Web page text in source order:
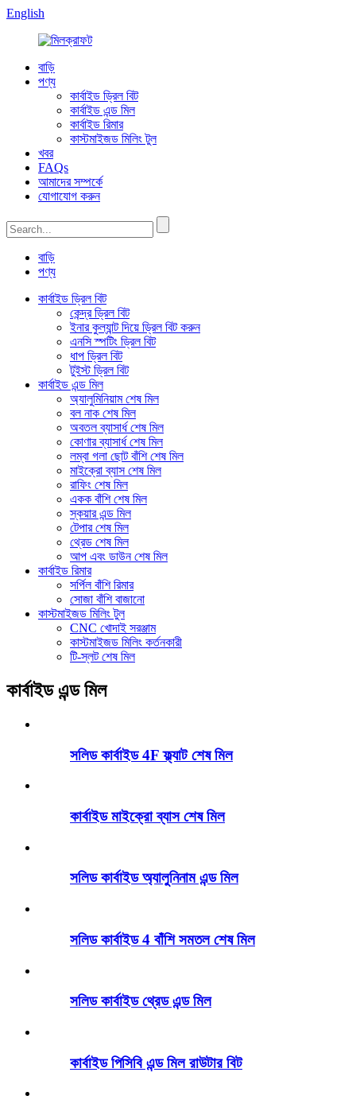
English
বাড়ি
পণ্য
কার্বাইড ড্রিল বিট
কার্বাইড এন্ড মিল
কার্বাইড রিমার
কাস্টমাইজড মিলিং টুল
খবর
FAQs
আমাদের সম্পর্কে
যোগাযোগ করুন
বাড়ি
পণ্য
কার্বাইড ড্রিল বিট
কেন্দ্র ড্রিল বিট
ইনার কুল্যান্ট দিয়ে ড্রিল বিট করুন
এনসি স্পটিং ড্রিল বিট
ধাপ ড্রিল বিট
টুইস্ট ড্রিল বিট
কার্বাইড এন্ড মিল
অ্যালুমিনিয়াম শেষ মিল
বল নাক শেষ মিল
অবতল ব্যাসার্ধ শেষ মিল
কোণার ব্যাসার্ধ শেষ মিল
লম্বা গলা ছোট বাঁশি শেষ মিল
মাইক্রো ব্যাস শেষ মিল
রাফিং শেষ মিল
একক বাঁশি শেষ মিল
স্কয়ার এন্ড মিল
টেপার শেষ মিল
থ্রেড শেষ মিল
আপ এবং ডাউন শেষ মিল
কার্বাইড রিমার
সর্পিল বাঁশি রিমার
সোজা বাঁশি বাজানো
কাস্টমাইজড মিলিং টুল
CNC খোদাই সরঞ্জাম
কাস্টমাইজড মিলিং কর্তনকারী
টি-স্লট শেষ মিল
কার্বাইড এন্ড মিল
সলিড কার্বাইড 4F ফ্ল্যাট শেষ মিল
কার্বাইড মাইক্রো ব্যাস শেষ মিল
সলিড কার্বাইড অ্যালুনিনাম এন্ড মিল
সলিড কার্বাইড 4 বাঁশি সমতল শেষ মিল
সলিড কার্বাইড থ্রেড এন্ড মিল
কার্বাইড পিসিবি এন্ড মিল রাউটার বিট